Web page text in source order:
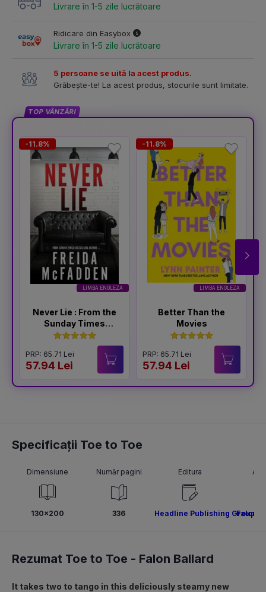
Livrare în 1-5 zile lucrătoare
Ridicare din Easybox
Livrare în 1-5 zile lucrătoare
5 persoane se uită la acest produs.
Grăbește-te! La acest produs, stocurile sunt limitate.
TOP VÂNZĂRI
LIMBA ENGLEZA
-11.8%
Never Lie : From the
Sunday Times
Bestselling Author
of The Housemaid
PRP: 65.71 Lei
57.94 Lei
LIMBA ENGLEZA
-11.8%
Better Than the
Movies
PRP: 65.71 Lei
57.94 Lei
Specificații Toe to Toe
Dimensiune
130x200
Număr pagini
336
Editura
Headline Publishing Group
Falon
Rezumat Toe to Toe - Falon Ballard
It takes two to tango in this deliciously steamy new